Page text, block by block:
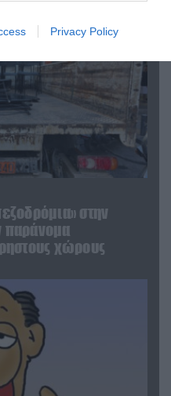
Privacy Policy
στην
παράνομα
χώρους